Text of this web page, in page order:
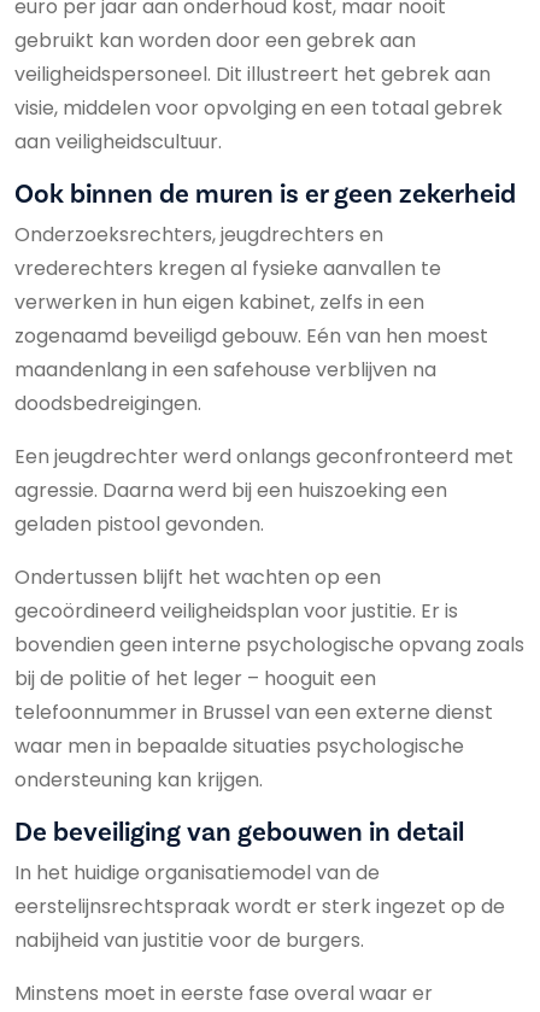
euro per jaar aan onderhoud kost, maar nooit
gebruikt kan worden door een gebrek aan
veiligheidspersoneel. Dit illustreert het gebrek aan
visie, middelen voor opvolging en een totaal gebrek
aan veiligheidscultuur.
Ook binnen de muren is er geen zekerheid
Onderzoeksrechters, jeugdrechters en
vrederechters kregen al fysieke aanvallen te
verwerken in hun eigen kabinet, zelfs in een
zogenaamd beveiligd gebouw. Eén van hen moest
maandenlang in een safehouse verblijven na
doodsbedreigingen.
Een jeugdrechter werd onlangs geconfronteerd met
agressie. Daarna werd bij een huiszoeking een
geladen pistool gevonden.
Ondertussen blijft het wachten op een
gecoördineerd veiligheidsplan voor justitie. Er is
bovendien geen interne psychologische opvang zoals
bij de politie of het leger – hooguit een
telefoonnummer in Brussel van een externe dienst
waar men in bepaalde situaties psychologische
ondersteuning kan krijgen.
De beveiliging van gebouwen in detail
In het huidige organisatiemodel van de
eerstelijnsrechtspraak wordt er sterk ingezet op de
nabijheid van justitie voor de burgers.
Minstens moet in eerste fase overal waar er